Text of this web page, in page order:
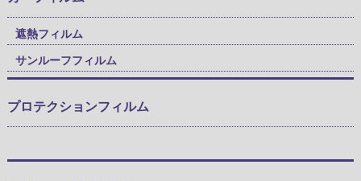
遮熱フィルム
サンルーフフィルム
プロテクションフィルム